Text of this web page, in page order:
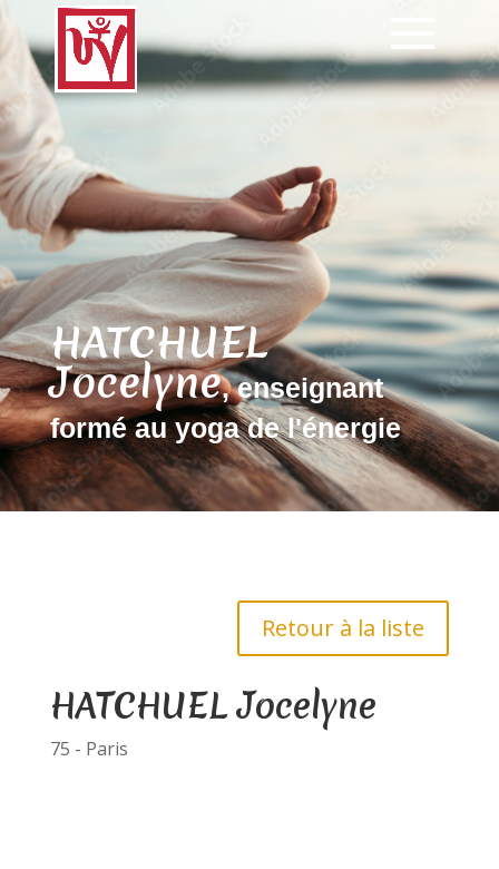
HATCHUEL
Jocelyne, enseignant
formé au yoga de l'énergie
Retour à la liste
HATCHUEL Jocelyne
75 - Paris